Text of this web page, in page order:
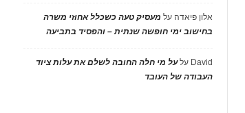
אלון פיאדה על מעסיק טעה כשכלל אחוזי משרה
בחישוב ימי חופשה שנתית – והפסיד בתביעה
David עלעל מי חלה החובה לשלם את עלות ציוד
העבודה של העובד